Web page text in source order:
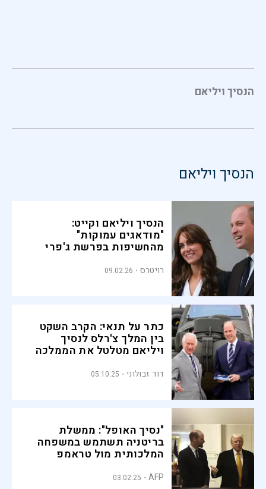
הנסיך ויליאם
הנסיך ויליאם
הנסיך ויליאם וקייט:
"מודאגים עמוקות"
מהחשיפות בפרשת ג'פרי
רויטרס 09.02.26
כתר על תנאי: הקרב השקט
בין המלך צ'רלס לנסיך
ויליאם מטלטל את הממלכה
דוד זבולוני 05.10.25
"נסיך האופל": ממשלת
בריטניה תשתמש במשפחה
המלכותית מול טראמפ
AFP
03.02.25